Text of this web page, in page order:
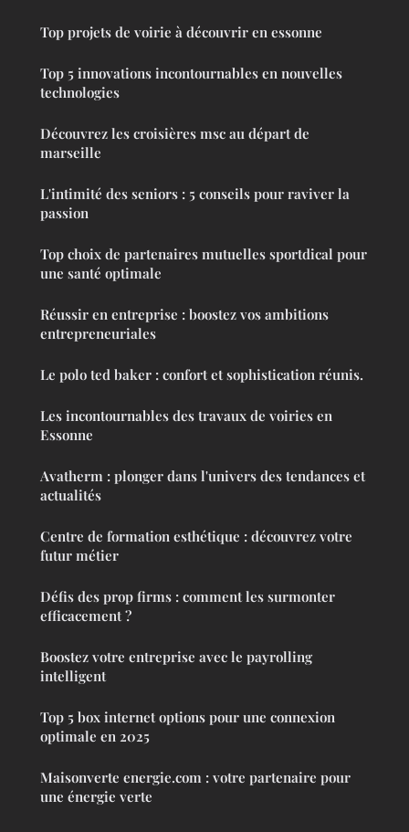
Top projets de voirie à découvrir en essonne
Top 5 innovations incontournables en nouvelles
technologies
Découvrez les croisières msc au départ de
marseille
L'intimité des seniors : 5 conseils pour raviver la
passion
Top choix de partenaires mutuelles sportdical pour
une santé optimale
Réussir en entreprise : boostez vos ambitions
entrepreneuriales
Le polo ted baker : confort et sophistication réunis.
Les incontournables des travaux de voiries en
Essonne
Avatherm : plonger dans l'univers des tendances et
actualités
Centre de formation esthétique : découvrez votre
futur métier
Défis des prop firms : comment les surmonter
efficacement ?
Boostez votre entreprise avec le payrolling
intelligent
Top 5 box internet options pour une connexion
optimale en 2025
Maisonverte energie.com : votre partenaire pour
une énergie verte